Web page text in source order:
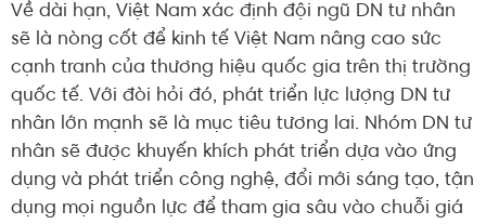
Về dài hạn, Việt Nam xác định đội ngũ DN tư nhân
sẽ là nòng cốt để kinh tế Việt Nam nâng cao sức
cạnh tranh của thương hiệu quốc gia trên thị trường
quốc tế. Với đòi hỏi đó, phát triển lực lượng DN tư
nhân lớn mạnh sẽ là mục tiêu tương lai. Nhóm DN tư
nhân sẽ được khuyến khích phát triển dựa vào ứng
dụng và phát triển công nghệ, đổi mới sáng tạo, tận
dụng mọi nguồn lực để tham gia sâu vào chuỗi giá